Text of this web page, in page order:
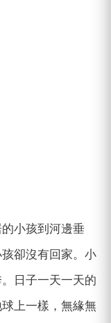
小孩到河邊垂
卻沒有回家。小
日子一天一天的
上一樣，無緣無